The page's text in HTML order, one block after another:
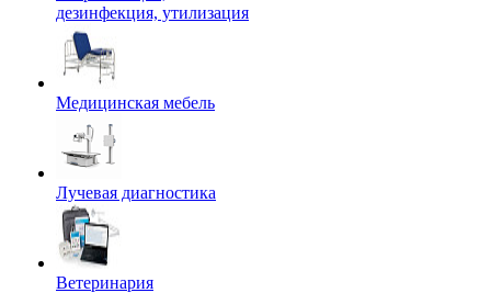
дезинфекция, утилизация
Медицинская мебель
Лучевая диагностика
Ветеринария